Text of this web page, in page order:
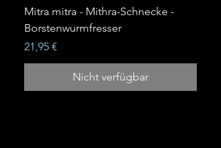
Mitra mitra - Mithra-Schnecke -
Borstenwurmfresser
Preis
21,95 €
Nicht verfügbar